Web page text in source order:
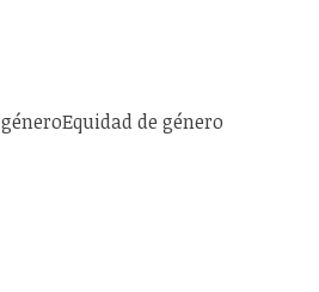
Equidad de género